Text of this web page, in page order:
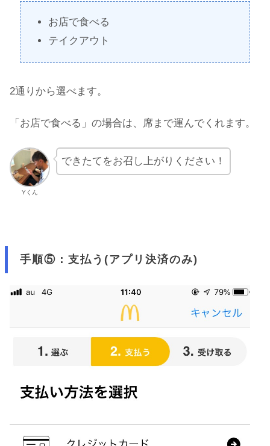
お店で食べる
テイクアウト
2通りから選べます。
「お店で食べる」の場合は、席まで運んでくれます。
Yくん
できたてをお召し上がりください！
手順⑤：支払う(アプリ決済のみ)